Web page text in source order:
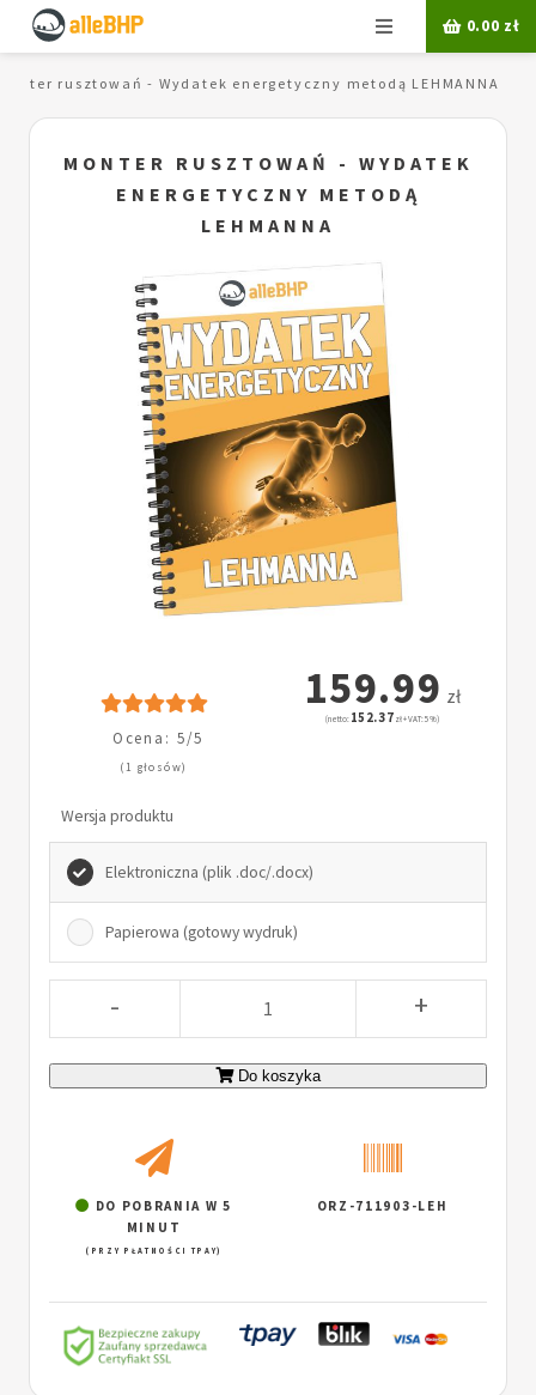
Menu 0.00 zł
rusztowań - Wydatek energetyczny metodą LEHMANNA
MONTER RUSZTOWAŃ - WYDATEK
ENERGETYCZNY METODĄ
LEHMANNA
Ocena: 5/5
(1 głosów)
159.99 zł
(netto: 152.37 zł + VAT: 5%)
Wersja produktu
Elektroniczna (plik .doc/.docx)
Papierowa (gotowy wydruk)
- +
Do koszyka
DO POBRANIA W 5
MINUT
(PRZY PŁATNOŚCI TPAY)
ORZ-711903-LEH